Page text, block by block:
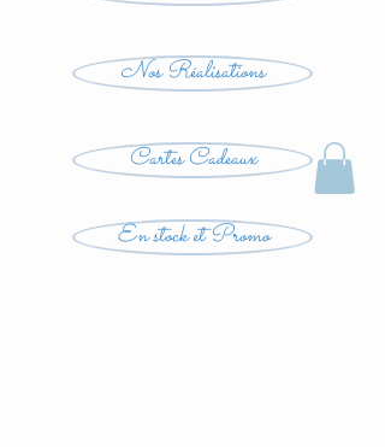
Nos Réalisations
Cartes Cadeaux
En stock et Promo